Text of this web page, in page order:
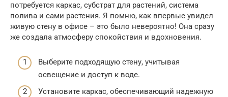
потребуется каркас, субстрат для растений, система
полива и сами растения. Я помню, как впервые увидел
живую стену в офисе – это было невероятно! Она сразу
же создала атмосферу спокойствия и вдохновения.
Выберите подходящую стену, учитывая
освещение и доступ к воде.
Установите каркас, обеспечивающий надежную